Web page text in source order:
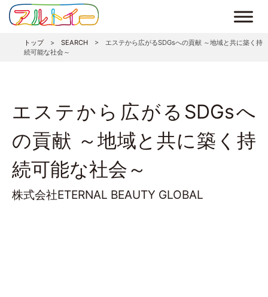
トップ> SEARCH > エステから広がるSDGsへの貢献 ～地域と共に築く持
続可能な社会～
エステから広がるSDGsへ
の貢献 ～地域と共に築く持
続可能な社会～
株式会社ETERNAL BEAUTY GLOBAL